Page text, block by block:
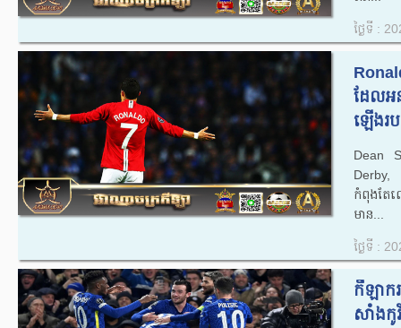
ថ្ងៃទី :
ដែលអ
ឡើងរ
Dean
កំពុងតែ
មាន...
ថ្ងៃទី :
កីឡាក
សាំងកូ